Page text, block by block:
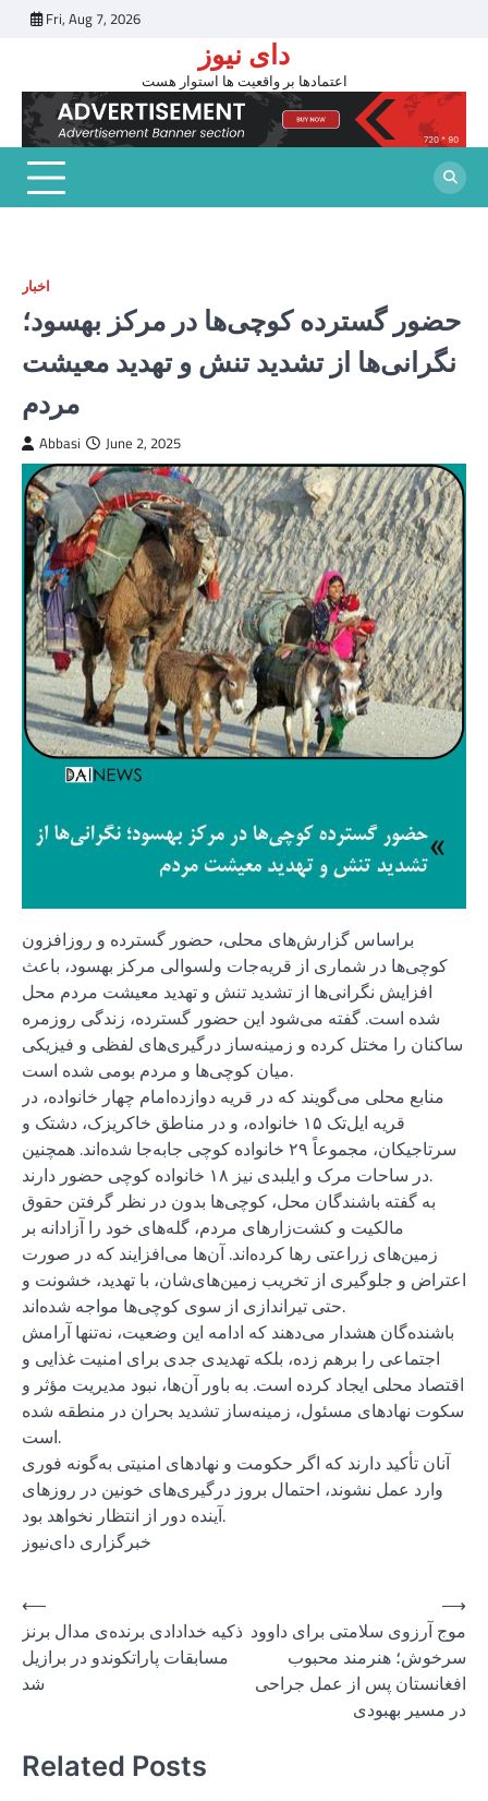
Fri, Aug 7, 2026
دای نیوز
اعتمادها بر واقعیت ها استوار هست
اخبار
حضور گسترده کوچی‌ها در مرکز بهسود؛
نگرانی‌ها از تشدید تنش و تهدید معیشت
مردم
Abbasi June 2, 2025
براساس گزارش‌های محلی، حضور گسترده و روزافزون
کوچی‌ها در شماری از قریه‌جات ولسوالی مرکز بهسود، باعث
افزایش نگرانی‌ها از تشدید تنش و تهدید معیشت مردم محل
شده است. گفته می‌شود این حضور گسترده، زندگی روزمره
ساکنان را مختل کرده و زمینه‌ساز درگیری‌های لفظی و فیزیکی
میان کوچی‌ها و مردم بومی شده است.
منابع محلی می‌گویند که در قریه دوازده‌امام چهار خانواده، در
قریه ایل‌تک ۱۵ خانواده، و در مناطق خاکریزک، دشتک و
سرتاجیکان، مجموعاً ۲۹ خانواده کوچی جابه‌جا شده‌اند. همچنین
در ساحات مرک و ایلبدی نیز ۱۸ خانواده کوچی حضور دارند.
به گفته باشندگان محل، کوچی‌ها بدون در نظر گرفتن حقوق
مالکیت و کشت‌زارهای مردم، گله‌های خود را آزادانه بر
زمین‌های زراعتی رها کرده‌اند. آن‌ها می‌افزایند که در صورت
اعتراض و جلوگیری از تخریب زمین‌های‌شان، با تهدید، خشونت و
حتی تیراندازی از سوی کوچی‌ها مواجه شده‌اند.
باشنده‌گان هشدار می‌دهند که ادامه این وضعیت، نه‌تنها آرامش
اجتماعی را برهم زده، بلکه تهدیدی جدی برای امنیت غذایی و
اقتصاد محلی ایجاد کرده است. به باور آن‌ها، نبود مدیریت مؤثر و
سکوت نهادهای مسئول، زمینه‌ساز تشدید بحران در منطقه شده
است.
آنان تأکید دارند که اگر حکومت و نهادهای امنیتی به‌گونه‌ فوری
وارد عمل نشوند، احتمال بروز درگیری‌های خونین در روزهای
آینده دور از انتظار نخواهد بود.
خبرگزاری دای‌نیوز
Post
navigation
⟵
ذکیه خدادادی برنده‌‌ی مدال برنز
مسابقات پاراتکوندو‌ در برازیل
شد
موج آرزوی سلامتی برای داوود
سرخوش؛ هنرمند محبوب
افغانستان پس از عمل جراحی
در مسیر بهبودی
⟶
Related Posts